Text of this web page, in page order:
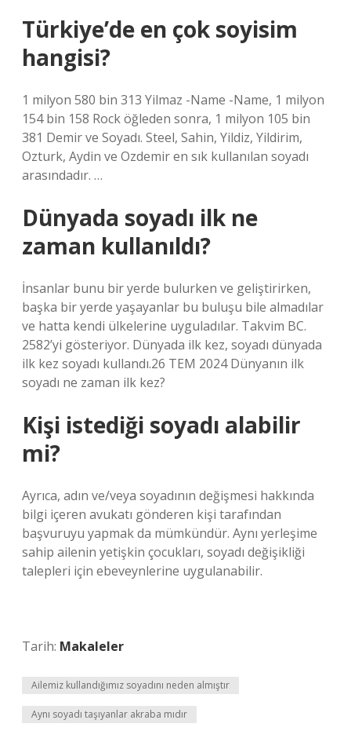
Türkiye’de en çok soyisim
hangisi?
1 milyon 580 bin 313 Yilmaz -Name -Name, 1 milyon
154 bin 158 Rock öğleden sonra, 1 milyon 105 bin
381 Demir ve Soyadı. Steel, Sahin, Yildiz, Yildirim,
Ozturk, Aydin ve Ozdemir en sık kullanılan soyadı
arasındadır. …
Dünyada soyadı ilk ne
zaman kullanıldı?
İnsanlar bunu bir yerde bulurken ve geliştirirken,
başka bir yerde yaşayanlar bu buluşu bile almadılar
ve hatta kendi ülkelerine uyguladılar. Takvim BC.
2582’yi gösteriyor. Dünyada ilk kez, soyadı dünyada
ilk kez soyadı kullandı.26 TEM 2024 Dünyanın ilk
soyadı ne zaman ilk kez?
Kişi istediği soyadı alabilir
mi?
Ayrıca, adın ve/veya soyadının değişmesi hakkında
bilgi içeren avukatı gönderen kişi tarafından
başvuruyu yapmak da mümkündür. Aynı yerleşime
sahip ailenin yetişkin çocukları, soyadı değişikliği
talepleri için ebeveynlerine uygulanabilir.
Tarih: Makaleler
Ailemiz kullandığımız soyadını neden almıştır
Aynı soyadı taşıyanlar akraba mıdır